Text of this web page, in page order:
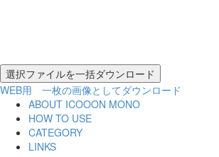
WEB用 一枚の画像としてダウンロード
ABOUT ICOOON MONO
HOW TO USE
CATEGORY
LINKS